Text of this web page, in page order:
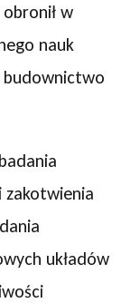
w
nauk
budownictwo
zakotwienia
układów